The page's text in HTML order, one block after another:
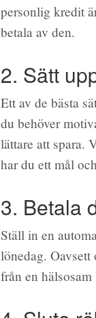
personlig kredit
betala av den.
2. Sätt
Ett av de bästa
du behöver
lättare att spara.
har du ett mål
3. Betala
Ställ in en
lönedag.
från en